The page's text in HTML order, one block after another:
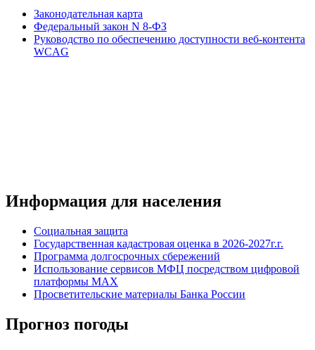
Законодательная карта
Федеральный закон N 8-ФЗ
Руководство по обеспечению доступности веб-контента
WCAG
Информация для населения
Социальная защита
Государственная кадастровая оценка в 2026-2027г.г.
Программа долгосрочных сбережений
Использование сервисов МФЦ посредством цифровой
платформы MAX
Просветительские материалы Банка России
Прогноз погоды